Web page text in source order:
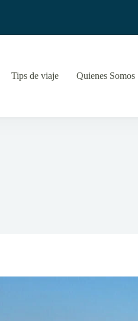
Tips de viaje Quienes Somos